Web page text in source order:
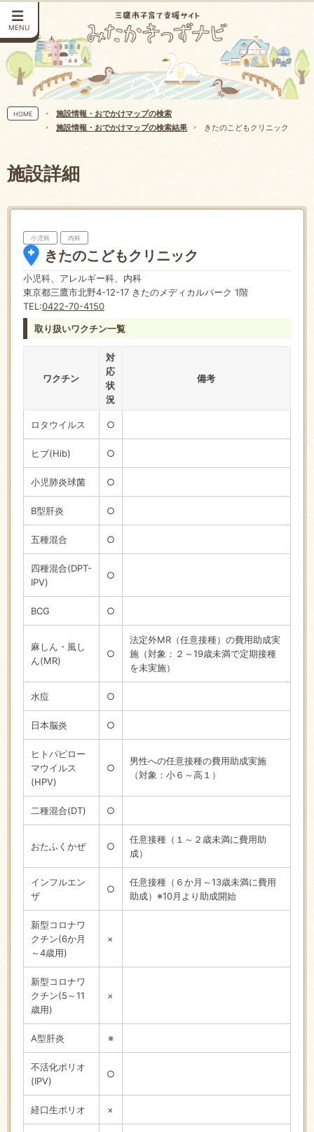
MENU
HOME
施設情報・おでかけマップの検索
施設情報・おでかけマップの検索結果
きたのこどもクリニック
施設詳細
小児科 内科
きたのこどもクリニック
小児科、アレルギー科、内科
東京都三鷹市北野4-12-17 きたのメディカルパーク 1階
TEL:0422-70-4150
取り扱いワクチン一覧
ワクチン
対
応
状
況
備考
ロタウイルス ○
ヒブ(Hib) ○
小児肺炎球菌 ○
B型肝炎 ○
五種混合 ○
四種混合(DPT-
IPV)
○
BCG ○
麻しん・風し
ん(MR)
○
法定外MR（任意接種）の費用助成実
施（対象：２～19歳未満で定期接種
を未実施）
水痘 ○
日本脳炎 ○
ヒトパピロー
マウイルス
(HPV)
○
男性への任意接種の費用助成実施
（対象：小６～高１）
二種混合(DT) ○
おたふくかぜ ○
任意接種（１～２歳未満に費用助
成）
インフルエン
ザ
○
任意接種（６か月～13歳未満に費用
助成）※10月より助成開始
新型コロナワ
クチン(6か月
～4歳用)
×
新型コロナワ
クチン(5～11
歳用)
×
A型肝炎 ※
不活化ポリオ
(IPV)
○
経口生ポリオ ×